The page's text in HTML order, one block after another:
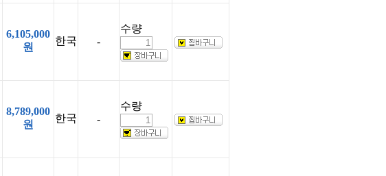
6,105,000
원
한국 -
수량
8,789,000
원
한국 -
수량